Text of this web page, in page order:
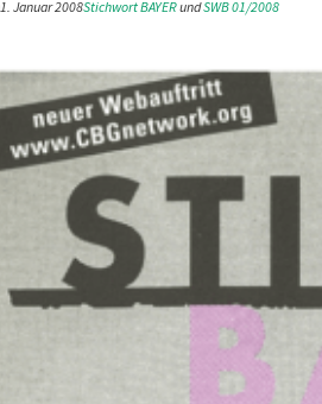
1. Januar 2008Stichwort BAYER und SWB 01/2008